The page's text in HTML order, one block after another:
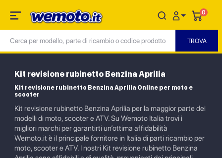
0
Kit revisione rubinetto Benzina Aprilia
Kit revisione rubinetto Benzina Aprilia Online per moto e
scooter
Kit revisione rubinetto Benzina Aprilia per la maggior parte dei
modelli di moto, scooter e ATV. Su Wemoto Italia trovi i
migliori marchi per garantirti un’ottima affidabilità
Wemoto.it è il principale fornitore in Italia di parti ricambio per
moto, scooter e ATV. I nostri Kit revisione rubinetto Benzina